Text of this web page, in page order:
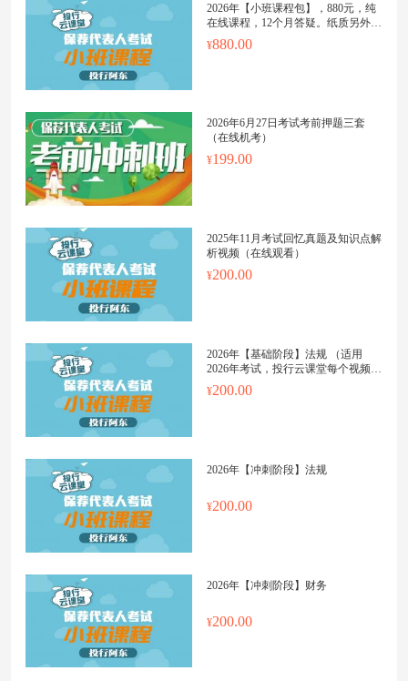
2026年【小班课程包】，880元，纯
在线课程，12个月答疑。纸质另外购
买
880.00
2026年6月27日考试考前押题三套
（在线机考）
199.00
2025年11月考试回忆真题及知识点解
析视频（在线观看）
200.00
2026年【基础阶段】法规 （适用
2026年考试，投行云课堂每个视频上
传更新日期都会标明）
200.00
2026年【冲刺阶段】法规
200.00
2026年【冲刺阶段】财务
200.00